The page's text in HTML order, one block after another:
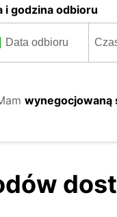
i godzina odbioru
wynegocjowaną